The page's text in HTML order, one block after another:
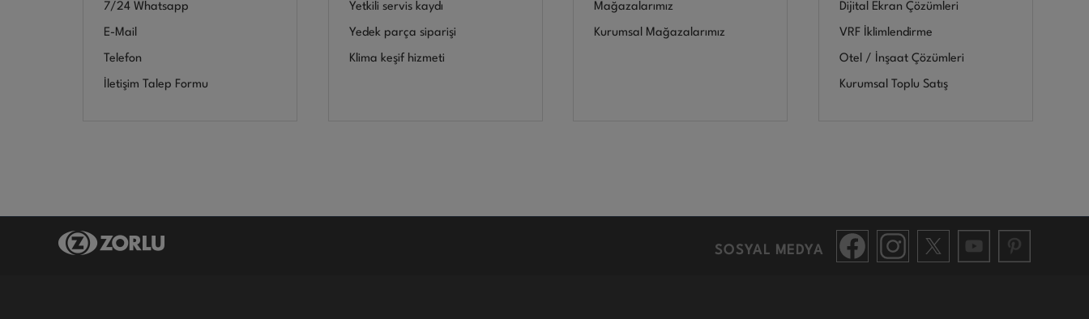
7/24 Whatsapp
E-Mail
Telefon
İletişim Talep Formu
Yetkili servis kaydı
Yedek parça siparişi
Klima keşif hizmeti
Mağazalarımız
Kurumsal Mağazalarımız
Dijital Ekran Çözümleri
VRF İklimlendirme
Otel / İnşaat Çözümleri
Kurumsal Toplu Satış
SOSYAL MEDYA